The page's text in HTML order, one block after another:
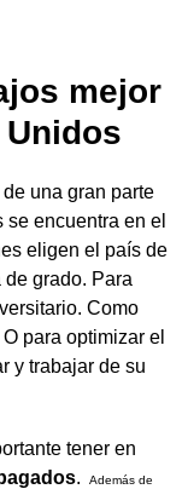
mejor
una gran parte
encuentra en el
eligen el país de
grado. Para
Como
para optimizar el
y trabajar de su
tener en
. Además de